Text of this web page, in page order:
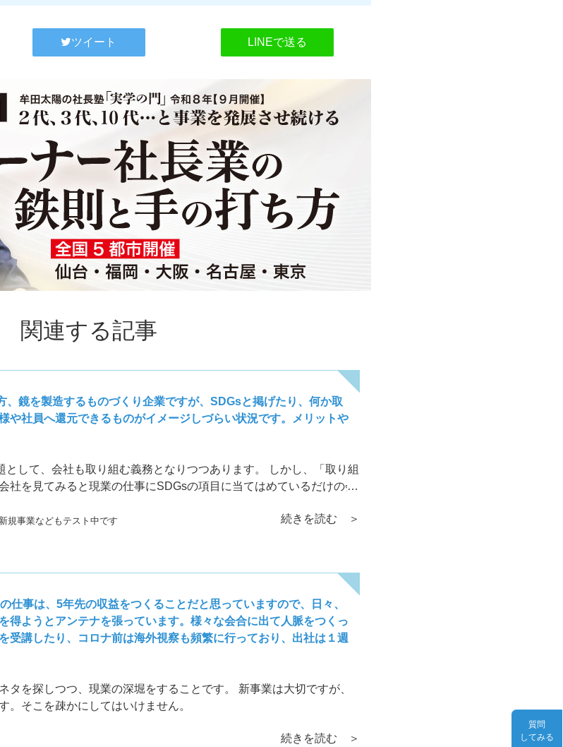
ツイート LINEで送る
関連する記事
、鏡を製造するものづくり企業ですが、SDGsと掲げたり、何か取
や社員へ還元できるものがイメージしづらい状況です。メリットや
として、会社も取り組む義務となりつつあります。 しかし、「取り組
社を見てみると現業の仕事にSDGsの項目に当てはめているだけの会
規事業などもテスト中です 続きを読む ＞
仕事は、5年先の収益をつくることだと思っていますので、日々、
得ようとアンテナを張っています。様々な会合に出て人脈をつくっ
受講したり、コロナ前は海外視察も頻繁に行っており、出社は１週
タを探しつつ、現業の深堀をすることです。 新事業は大切ですが、
。そこを疎かにしてはいけません。
続きを読む ＞
質問
してみる